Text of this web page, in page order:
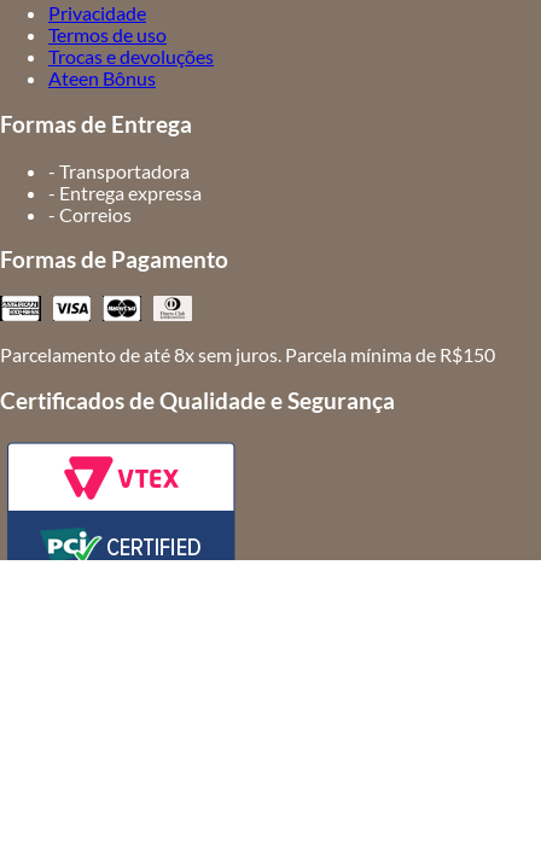
Privacidade
Termos de uso
Trocas e devoluções
Ateen Bônus
Formas de Entrega
- Transportadora
- Entrega expressa
- Correios
Formas de Pagamento
Parcelamento de até 8x sem juros. Parcela mínima de R$150
Certificados de Qualidade e Segurança